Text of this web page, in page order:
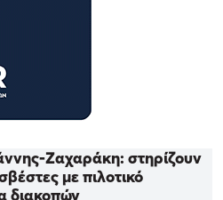
Ζαχαράκη: στηρίζουν
με πιλοτικό
διακοπών